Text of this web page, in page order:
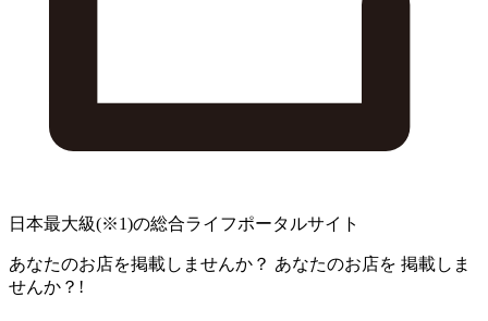
日本最大級(※1)の総合ライフポータルサイト
あなたのお店を掲載しませんか？ あなたのお店を 掲載しま
せんか？!